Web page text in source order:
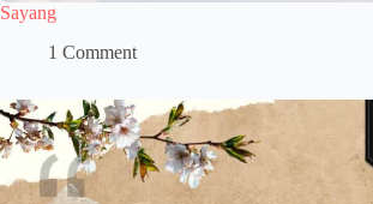
Sayang
1 Comment